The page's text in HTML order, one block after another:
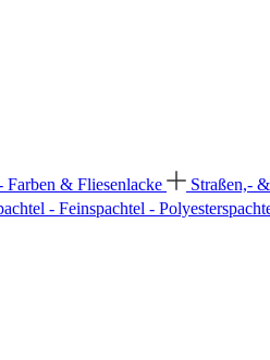
Farben & Fliesenlacke Straßen,-
- Feinspachtel -